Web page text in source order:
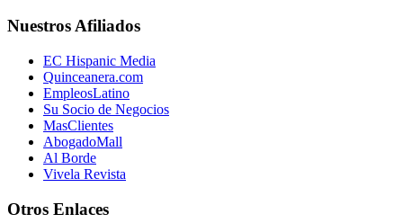
Nuestros Afiliados
EC Hispanic Media
Quinceanera.com
EmpleosLatino
Su Socio de Negocios
MasClientes
AbogadoMall
Al Borde
Vivela Revista
Otros Enlaces